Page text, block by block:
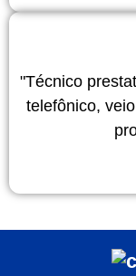
"Técnico
telefônico,